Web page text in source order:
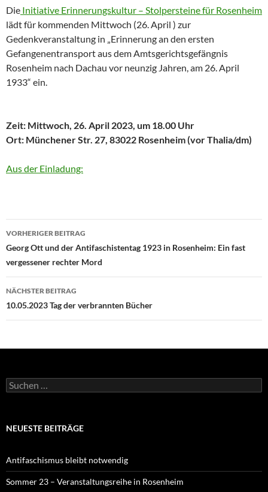
Die Initiative Erinnerungskultur – Stolpersteine für Rosenheim
lädt für kommenden Mittwoch (26. April ) zur
Gedenkveranstaltung in „Erinnerung an den ersten
Gefangenentransport aus dem Amtsgerichtsgefängnis
Rosenheim nach Dachau vor neunzig Jahren, am 26. April
1933“ ein.
Zeit: Mittwoch, 26. April 2023, um 18.00 Uhr
Ort: Münchener Str. 27, 83022 Rosenheim (vor Thalia/dm)
Aus der Einladung:
Beitragsnavigation
VORHERIGER BEITRAG
Georg Ott und der Antifaschistentag 1923 in Rosenheim: Ein fast
vergessener rechter Mord
NÄCHSTER BEITRAG
10.05.2023 Tag der verbrannten Bücher
Suchen
nach:
NEUESTE BEITRÄGE
Antifaschismus bleibt notwendig
Sommer 23 – Veranstaltungsreihe in Rosenheim